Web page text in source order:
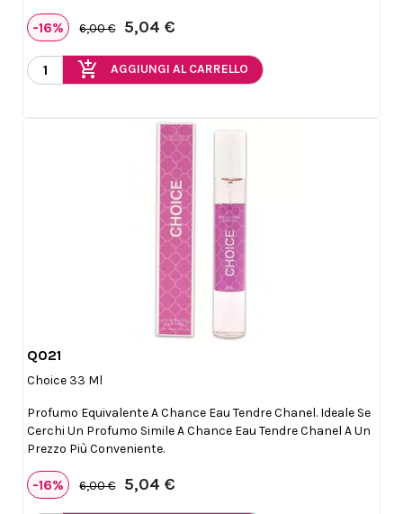
-16% 6,00 € 5,04 €
add_shopping_cart AGGIUNGI AL CARRELLO
Q021
Choice 33 Ml
Profumo Equivalente A Chance Eau Tendre Chanel. Ideale Se
Cerchi Un Profumo Simile A Chance Eau Tendre Chanel A Un
Prezzo Più Conveniente.
-16% 6,00 € 5,04 €